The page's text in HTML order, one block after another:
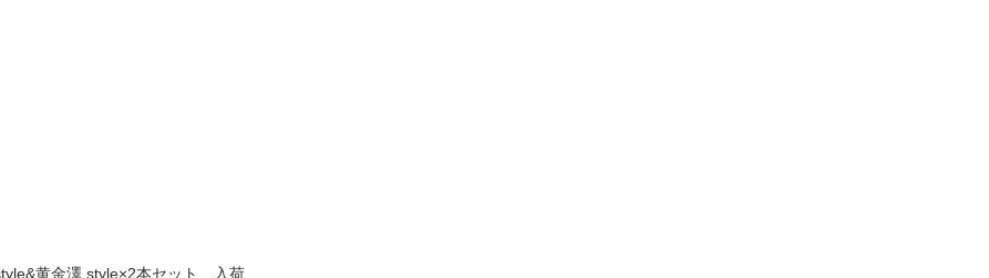
黄金澤 style×2本セット 入荷